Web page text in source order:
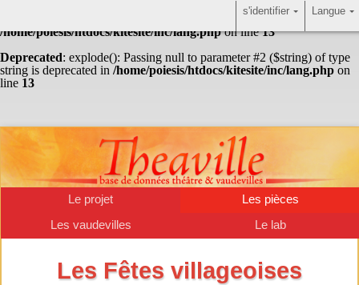
: Undefined array key "HTTP_ACCEPT_LANGUAGE" in
/home/poiesis/htdocs/kitesite/inc/lang.phpon line13
Deprecated: explode(): Passing null to parameter #2 ($string) of type
string is deprecated in /home/poiesis/htdocs/kitesite/inc/lang.php on
line 13
Le projet
Les pièces
Les vaudevilles
Le lab
Les Fêtes villageoises
Langue
s'identifier